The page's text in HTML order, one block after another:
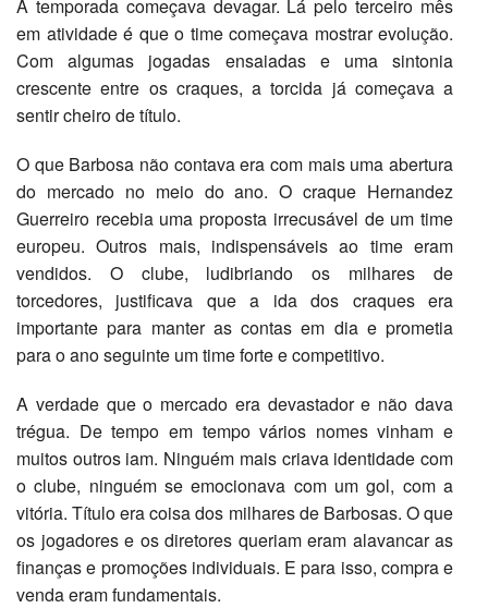
A temporada começava devagar. Lá pelo terceiro mês
em atividade é que o time começava mostrar evolução.
Com algumas jogadas ensaiadas e uma sintonia
crescente entre os craques, a torcida já começava a
sentir cheiro de título.
O que Barbosa não contava era com mais uma abertura
do mercado no meio do ano. O craque Hernandez
Guerreiro recebia uma proposta irrecusável de um time
europeu. Outros mais, indispensáveis ao time eram
vendidos. O clube, ludibriando os milhares de
torcedores, justificava que a ida dos craques era
importante para manter as contas em dia e prometia
para o ano seguinte um time forte e competitivo.
A verdade que o mercado era devastador e não dava
trégua. De tempo em tempo vários nomes vinham e
muitos outros iam. Ninguém mais criava identidade com
o clube, ninguém se emocionava com um gol, com a
vitória. Título era coisa dos milhares de Barbosas. O que
os jogadores e os diretores queriam eram alavancar as
finanças e promoções individuais. E para isso, compra e
venda eram fundamentais.